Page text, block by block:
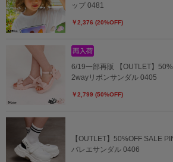
ップ 0481
￥2,376 (20%OFF)
6/19一部再販 【OUTLET】
2wayリボンサンダル 0405
￥2,799 (50%OFF)
【OUTLET】50%OFF SALE
バレエサンダル 0406